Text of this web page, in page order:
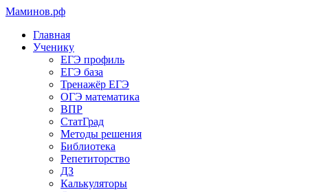
Маминов.рф
Главная
Ученику
ЕГЭ профиль
ЕГЭ база
Тренажёр ЕГЭ
ОГЭ математика
ВПР
СтатГрад
Методы решения
Библиотека
Репетиторство
ДЗ
Калькуляторы